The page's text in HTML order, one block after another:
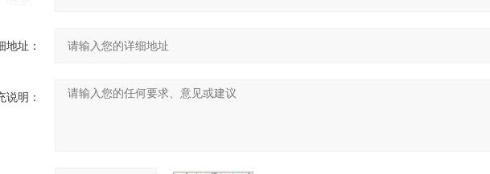
地址：
说明：